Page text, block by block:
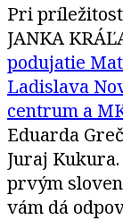
Pri
JANKA
podujatie
Ladislava
centrum a
Eduarda
Juraj
prvým
vám dá